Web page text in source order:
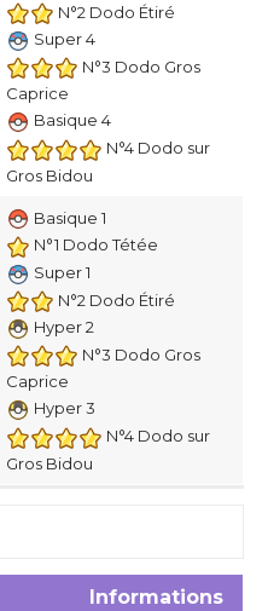
N°2 Dodo Étiré
Super 4
N°3 Dodo Gros
Caprice
Basique 4
N°4 Dodo sur
Gros Bidou
Basique 1
N°1 Dodo Tétée
Super 1
N°2 Dodo Étiré
Hyper 2
N°3 Dodo Gros
Caprice
Hyper 3
N°4 Dodo sur
Gros Bidou
Informations